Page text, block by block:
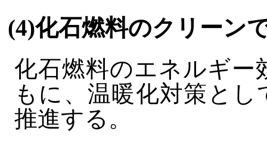
(4)化石燃料のクリーン
化石燃料のエネルギー
もに、温暖化対策と
推進する。